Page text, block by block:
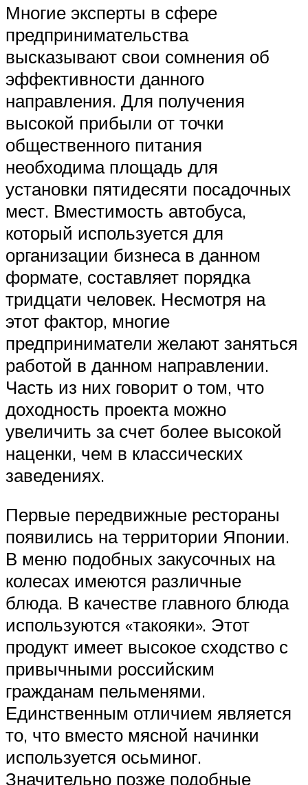
Многие эксперты в сфере
предпринимательства
высказывают свои сомнения об
эффективности данного
направления. Для получения
высокой прибыли от точки
общественного питания
необходима площадь для
установки пятидесяти посадочных
мест. Вместимость автобуса,
который используется для
организации бизнеса в данном
формате, составляет порядка
тридцати человек. Несмотря на
этот фактор, многие
предприниматели желают заняться
работой в данном направлении.
Часть из них говорит о том, что
доходность проекта можно
увеличить за счет более высокой
наценки, чем в классических
заведениях.
Первые передвижные рестораны
появились на территории Японии.
В меню подобных закусочных на
колесах имеются различные
блюда. В качестве главного блюда
используются «такояки». Этот
продукт имеет высокое сходство с
привычными российским
гражданам пельменями.
Единственным отличием является
то, что вместо мясной начинки
используется осьминог.
Значительно позже подобные